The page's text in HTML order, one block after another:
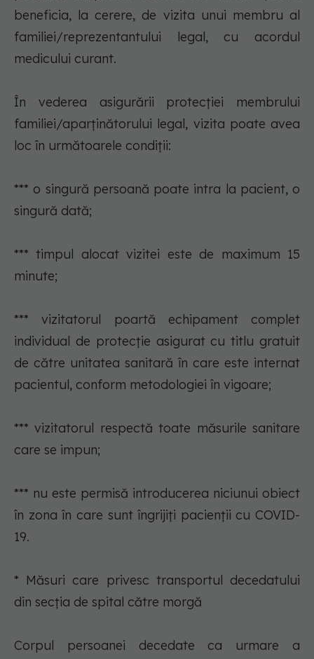
beneficia, la cerere, de vizita unui membru al
familiei/reprezentantului legal, cu acordul
medicului curant.
În vederea asigurării protecţiei membrului
familiei/aparţinătorului legal, vizita poate avea
loc în următoarele condiţii:
*** o singură persoană poate intra la pacient, o
singură dată;
*** timpul alocat vizitei este de maximum 15
minute;
*** vizitatorul poartă echipament complet
individual de protecţie asigurat cu titlu gratuit
de către unitatea sanitară în care este internat
pacientul, conform metodologiei în vigoare;
*** vizitatorul respectă toate măsurile sanitare
care se impun;
*** nu este permisă introducerea niciunui obiect
în zona în care sunt îngrijiţi pacienţii cu COVID-
19.
* Măsuri care privesc transportul decedatului
din secţia de spital către morgă
Corpul persoanei decedate ca urmare a